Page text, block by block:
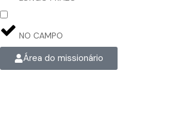
NO CAMPO
Área do missionário